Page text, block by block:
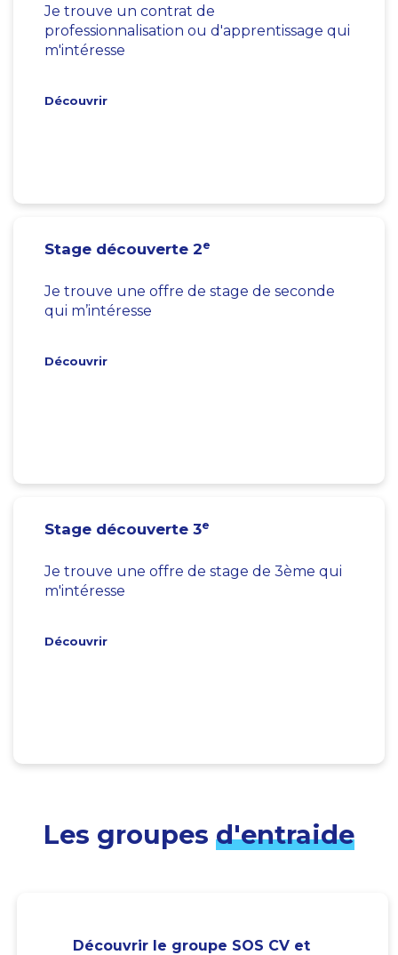
Je trouve un contrat de
professionnalisation ou d'apprentissage qui
m'intéresse
Découvrir
Stage découverte 2e
Je trouve une offre de stage de seconde
qui m’intéresse
Découvrir
Stage découverte 3e
Je trouve une offre de stage de 3ème qui
m'intéresse
Découvrir
Les groupes d'entraide
Découvrir le groupe SOS CV et